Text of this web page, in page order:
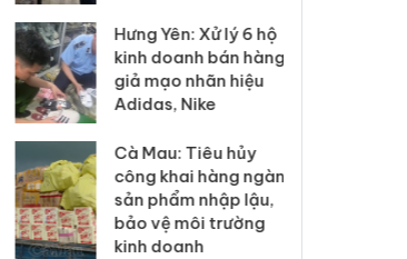
Hưng Yên: Xử lý 6 hộ
kinh doanh bán hàng
giả mạo nhãn hiệu
Adidas, Nike
Cà Mau: Tiêu hủy
công khai hàng ngàn
sản phẩm nhập lậu,
bảo vệ môi trường
kinh doanh